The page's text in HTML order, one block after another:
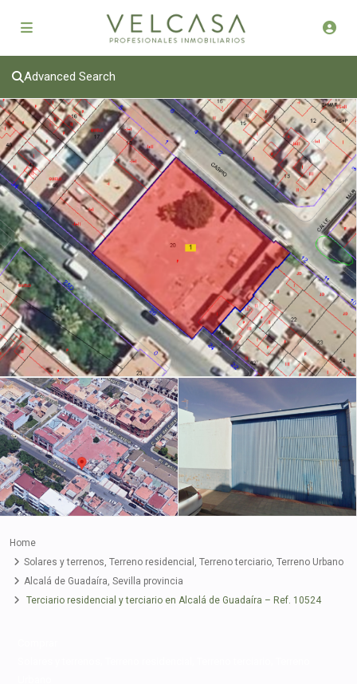
Advanced Search
Home
Solares y terrenos, Terreno residencial , Terreno terciario, Terreno Urbano
Alcalá de Guadaíra, Sevilla provincia
Terciario residencial y terciario en Alcalá de Guadaíra – Ref. 10524